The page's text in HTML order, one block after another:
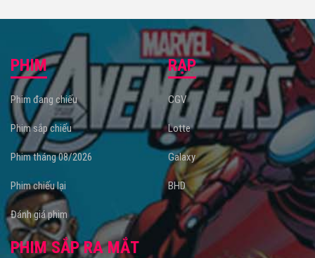
PHIM
Phim đang chiếu
Phim sắp chiếu
Phim tháng 08/2026
Phim chiếu lại
Đánh giá phim
RẠP
CGV
Lotte
Galaxy
BHD
PHIM SẮP RA MẮT